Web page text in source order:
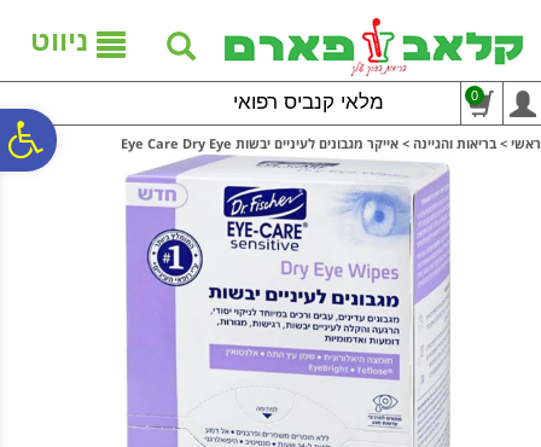
נגישות
אתר
המרכזי
ניווט
מלאי קנביס רפואי 0
ראשי > בריאות והגיינה > אייקר מגבונים לעיניים יבשות Eye Care Dry Eye